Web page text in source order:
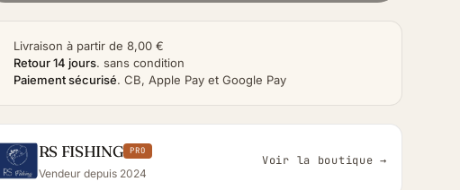
Livraison à partir de 8,00 €
Retour 14 jours. sans condition
Paiement sécurisé. CB, Apple Pay et Google Pay
RS FISHING PRO
Vendeur depuis 2024
Voir la boutique →